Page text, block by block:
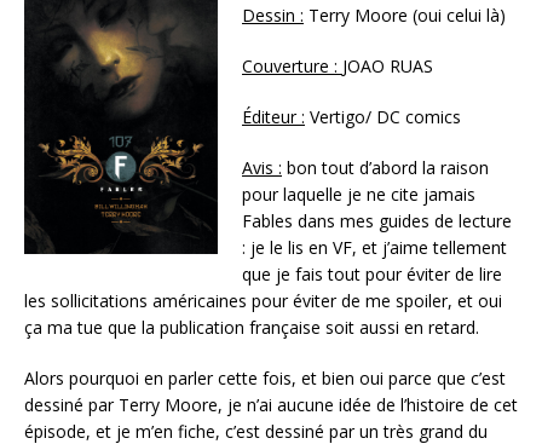
Dessin : Terry Moore (oui celui là)
Couverture : JOAO RUAS
Éditeur: Vertigo/ DC comics
Avis : bon tout d’abord la raison
pour laquelle je ne cite jamais
Fables dans mes guides de lecture
: je le lis en VF, et j’aime tellement
que je fais tout pour éviter de lire
les sollicitations américaines pour éviter de me spoiler, et oui
ça ma tue que la publication française soit aussi en retard.
Alors pourquoi en parler cette fois, et bien oui parce que c’est
dessiné par Terry Moore, je n’ai aucune idée de l’histoire de cet
épisode, et je m’en fiche, c’est dessiné par un très grand du